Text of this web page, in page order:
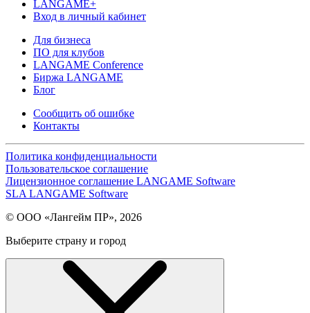
LANGAME+
Вход в личный кабинет
Для бизнеса
ПО для клубов
LANGAME Conference
Биржа LANGAME
Блог
Сообщить об ошибке
Контакты
Политика конфиденциальности
Пользовательское соглашение
Лицензионное соглашение LANGAME Software
SLA LANGAME Software
© ООО «Лангейм ПР», 2026
Выберите страну и город